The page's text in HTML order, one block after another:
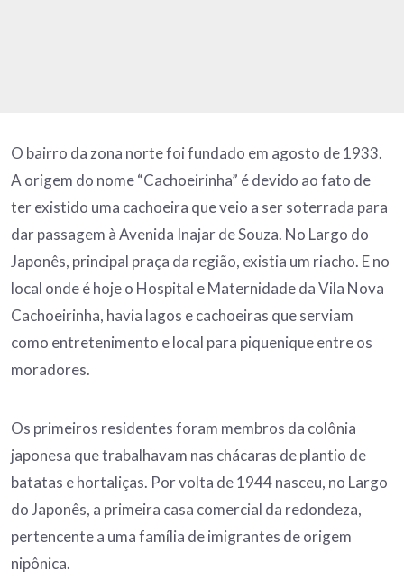
O bairro da zona norte foi fundado em agosto de 1933.
A origem do nome “Cachoeirinha” é devido ao fato de
ter existido uma cachoeira que veio a ser soterrada para
dar passagem à Avenida Inajar de Souza. No Largo do
Japonês, principal praça da região, existia um riacho. E no
local onde é hoje o Hospital e Maternidade da Vila Nova
Cachoeirinha, havia lagos e cachoeiras que serviam
como entretenimento e local para piquenique entre os
moradores.
Os primeiros residentes foram membros da colônia
japonesa que trabalhavam nas chácaras de plantio de
batatas e hortaliças. Por volta de 1944 nasceu, no Largo
do Japonês, a primeira casa comercial da redondeza,
pertencente a uma família de imigrantes de origem
nipônica.